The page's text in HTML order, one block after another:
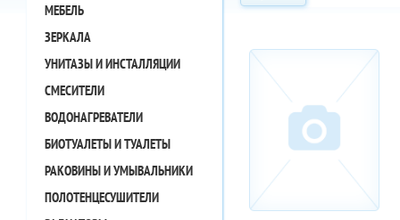
МЕБЕЛЬ
ЗЕРКАЛА
УНИТАЗЫ И ИНСТАЛЛЯЦИИ
СМЕСИТЕЛИ
ВОДОНАГРЕВАТЕЛИ
БИОТУАЛЕТЫ И ТУАЛЕТЫ
РАКОВИНЫ И УМЫВАЛЬНИКИ
ПОЛОТЕНЦЕСУШИТЕЛИ